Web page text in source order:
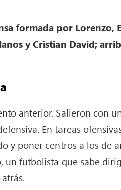
formada por Lorenzo,
y Cristian David;
anterior. Salieron con
En tareas
y poner centros a los de
un futbolista que sabe